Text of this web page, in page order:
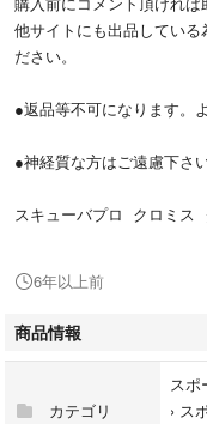
他サイトにも出品している
ださい。
●返品等不可になります。
●神経質な方はご遠慮下さい
スキューバプロ クロミス
電池交換すれば使用可能で
通販では新品で¥70,000ほど
以前まで使用していました
6年以上前
商品情報
カテゴリ
スポ
› ス